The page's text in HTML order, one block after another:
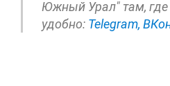
Южный Урал" там, где
удобно: Telegram,